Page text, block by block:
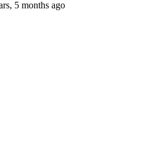
5 months ago